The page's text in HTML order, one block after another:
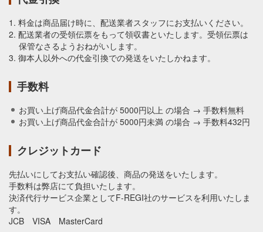
1. 料金は商品届け時に、配送業者スタッフにお支払いください。
2. 配送業者の受領伝票をもって領収書といたします。受領伝票は
保管なさるようおねがいします。
3. 御本人以外への代金引換での発送をいたしかねます。
手数料
お買い上げ商品代金合計が 5000円以上 の場合 → 手数料無料
お買い上げ商品代金合計が 5000円未満 の場合 → 手数料432円
クレジットカード
先払いにしてお支払い確認後、商品の発送をいたします。
手数料は弊店にて負担いたします。
決済代行サービス企業としてF-REGI社のサービスを利用いたしま
す。
JCB VISA MasterCard